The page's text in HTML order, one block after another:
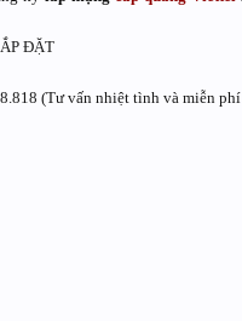
ĐẶT
(Tư vấn nhiệt tình và miễn phí